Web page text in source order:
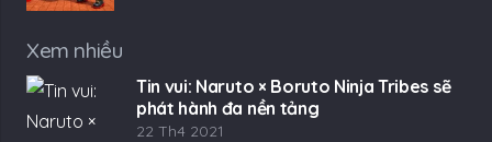
Xem nhiều
Tin vui: Naruto × Boruto Ninja Tribes sẽ
phát hành đa nền tảng
22 Th4 2021